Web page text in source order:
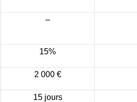
–
15%
2 000 €
15 jours